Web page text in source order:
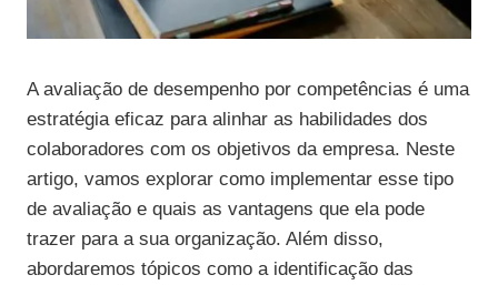
A avaliação de desempenho por competências é uma
estratégia eficaz para alinhar as habilidades dos
colaboradores com os objetivos da empresa. Neste
artigo, vamos explorar como implementar esse tipo
de avaliação e quais as vantagens que ela pode
trazer para a sua organização. Além disso,
abordaremos tópicos como a identificação das